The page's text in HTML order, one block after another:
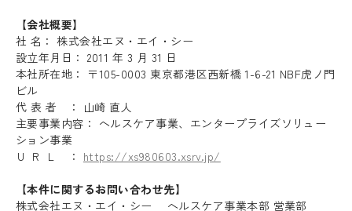
Recruit
Blog
News release
【会社概要】
社 名： 株式会社エヌ・エイ・シー
設立年月日： 2011 年 3 月 31 日
本社所在地： 〒105-0003 東京都港区西新橋 1-6-21 NBF虎ノ門
ビル
代 表 者 ： 山崎 直人
主要事業内容： ヘルスケア事業、エンタープライズソリュー
ション事業
Ｕ Ｒ Ｌ ： https://xs980603.xsrv.jp/
【本件に関するお問い合わせ先】
株式会社エヌ・エイ・シー ヘルスケア事業本部 営業部